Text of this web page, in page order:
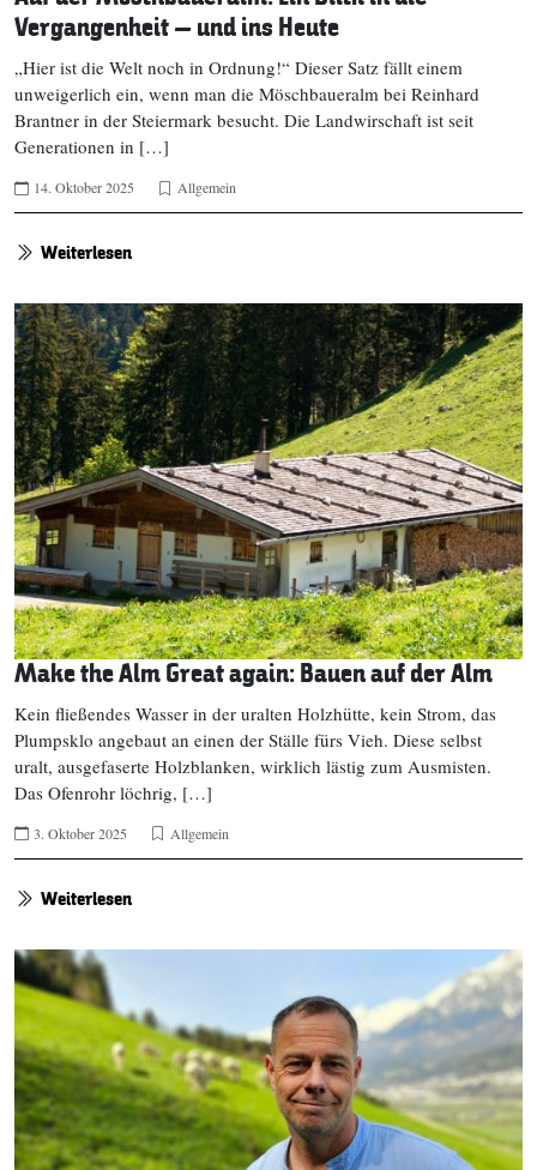
Vergangenheit – und ins Heute
„Hier ist die Welt noch in Ordnung!“ Dieser Satz fällt einem
unweigerlich ein, wenn man die Möschbaueralm bei Reinhard
Brantner in der Steiermark besucht. Die Landwirschaft ist seit
Generationen in […]
14. Oktober 2025 Allgemein
Weiterlesen
Make the Alm Great again: Bauen auf der Alm
Kein fließendes Wasser in der uralten Holzhütte, kein Strom, das
Plumpsklo angebaut an einen der Ställe fürs Vieh. Diese selbst
uralt, ausgefaserte Holzblanken, wirklich lästig zum Ausmisten.
Das Ofenrohr löchrig, […]
3. Oktober 2025 Allgemein
Weiterlesen